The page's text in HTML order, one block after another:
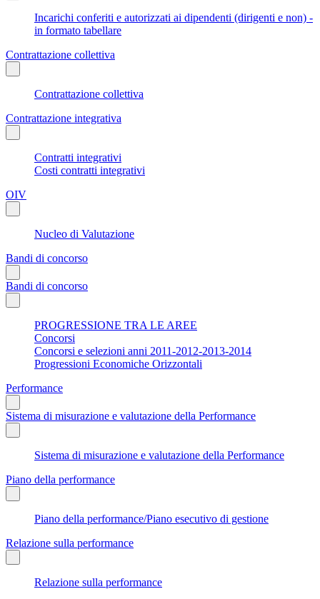
Incarichi conferiti e autorizzati ai dipendenti (dirigenti e non) -
in formato tabellare
Contrattazione collettiva
Contrattazione collettiva
Contrattazione integrativa
Contratti integrativi
Costi contratti integrativi
OIV
Nucleo di Valutazione
Bandi di concorso
Bandi di concorso
PROGRESSIONE TRA LE AREE
Concorsi
Concorsi e selezioni anni 2011-2012-2013-2014
Progressioni Economiche Orizzontali
Performance
Sistema di misurazione e valutazione della Performance
Sistema di misurazione e valutazione della Performance
Piano della performance
Piano della performance/Piano esecutivo di gestione
Relazione sulla performance
Relazione sulla performance